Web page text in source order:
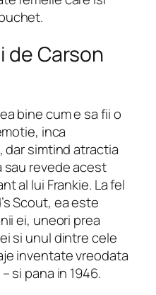
de Carson
bine cum e sa fii o
inca
dar simtind atractia
revede acest
al lui Frankie. La fel
Scout, ea este
ei, uneori prea
si unul dintre cele
inventate vreodata
si pana in 1946.